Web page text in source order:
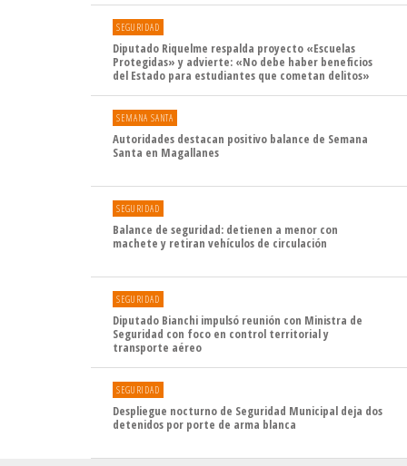
SEGURIDAD
Diputado Riquelme respalda proyecto «Escuelas
Protegidas» y advierte: «No debe haber beneficios
del Estado para estudiantes que cometan delitos»
SEMANA SANTA
Autoridades destacan positivo balance de Semana
Santa en Magallanes
SEGURIDAD
Balance de seguridad: detienen a menor con
machete y retiran vehículos de circulación
SEGURIDAD
Diputado Bianchi impulsó reunión con Ministra de
Seguridad con foco en control territorial y
transporte aéreo
SEGURIDAD
Despliegue nocturno de Seguridad Municipal deja dos
detenidos por porte de arma blanca